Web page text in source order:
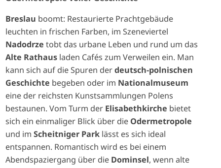
Breslau boomt: Restaurierte Prachtgebäude
leuchten in frischen Farben, im Szeneviertel
Nadodrze tobt das urbane Leben und rund um das
Alte Rathaus laden Cafés zum Verweilen ein. Man
kann sich auf die Spuren derdeutsch-polnischen
Geschichte begeben oder im Nationalmuseum
eine der reichsten Kunstsammlungen Polens
bestaunen. Vom Turm der Elisabethkirche bietet
sich ein einmaliger Blick über die Odermetropole
und imScheitniger Park lässt es sich ideal
entspannen. Romantisch wird es bei einem
Abendspaziergang über die Dominsel, wenn alte